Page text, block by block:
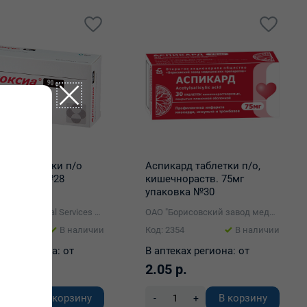
таблетки п/о
№28
В наличии
региона: от
В корзину
Аспикард таблетки п/о,
кишечнораств. 75мг
упаковка №30
Код: 2354
В наличии
В аптеках региона: от
2.05 р.
- + В корзину